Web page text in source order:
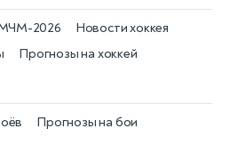
Новости хоккея
Прогнозы на хоккей
2026
Прогнозы на бои